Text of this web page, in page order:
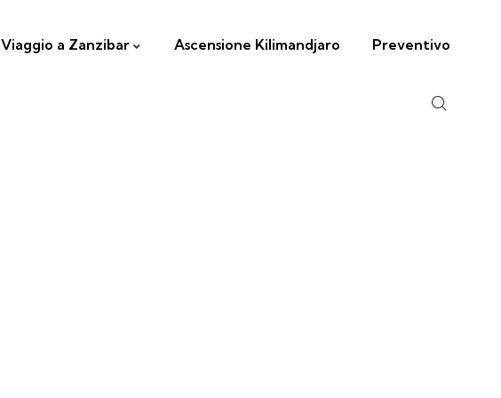
Viaggio a Zanzibar Ascensione Kilimandjaro Preventivo